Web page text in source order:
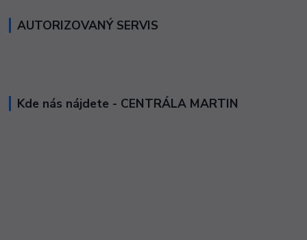
AUTORIZOVANÝ SERVIS
Kde nás nájdete - CENTRÁLA MARTIN